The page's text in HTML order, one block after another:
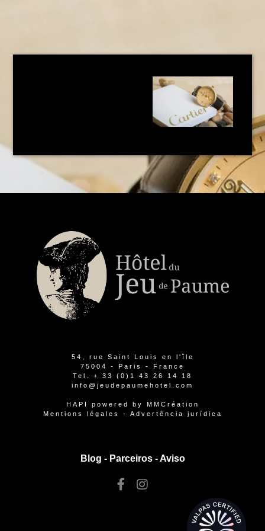
54, rue Saint Louis en l'île
75004 - Paris - France
Tel. + 33 (0)1 43 26 14 18
info@jeudepaumehotel.com
HAPI powered by MMCréation
Mentions légales
- Advertência jurídica
Blog - Parceiros-Aviso